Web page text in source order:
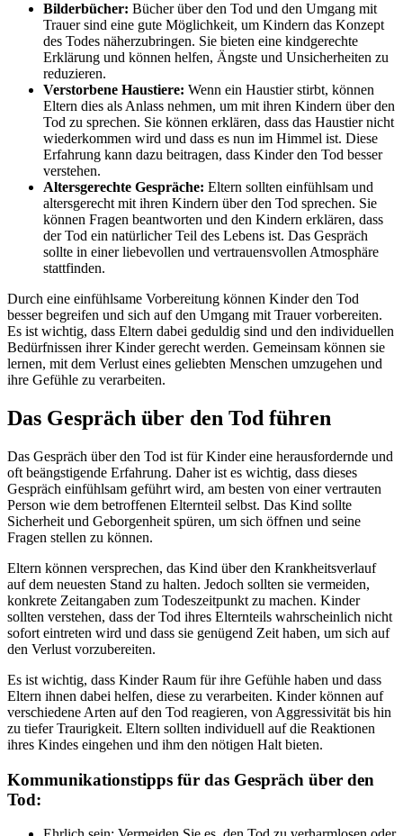
Bilderbücher: Bücher über den Tod und den Umgang mit
Trauer sind eine gute Möglichkeit, um Kindern das Konzept
des Todes näherzubringen. Sie bieten eine kindgerechte
Erklärung und können helfen, Ängste und Unsicherheiten zu
reduzieren.
Verstorbene Haustiere: Wenn ein Haustier stirbt, können
Eltern dies als Anlass nehmen, um mit ihren Kindern über den
Tod zu sprechen. Sie können erklären, dass das Haustier nicht
wiederkommen wird und dass es nun im Himmel ist. Diese
Erfahrung kann dazu beitragen, dass Kinder den Tod besser
verstehen.
Altersgerechte Gespräche: Eltern sollten einfühlsam und
altersgerecht mit ihren Kindern über den Tod sprechen. Sie
können Fragen beantworten und den Kindern erklären, dass
der Tod ein natürlicher Teil des Lebens ist. Das Gespräch
sollte in einer liebevollen und vertrauensvollen Atmosphäre
stattfinden.
Durch eine einfühlsame Vorbereitung können Kinder den Tod
besser begreifen und sich auf den Umgang mit Trauer vorbereiten.
Es ist wichtig, dass Eltern dabei geduldig sind und den individuellen
Bedürfnissen ihrer Kinder gerecht werden. Gemeinsam können sie
lernen, mit dem Verlust eines geliebten Menschen umzugehen und
ihre Gefühle zu verarbeiten.
Das Gespräch über den Tod führen
Das Gespräch über den Tod ist für Kinder eine herausfordernde und
oft beängstigende Erfahrung. Daher ist es wichtig, dass dieses
Gespräch einfühlsam geführt wird, am besten von einer vertrauten
Person wie dem betroffenen Elternteil selbst. Das Kind sollte
Sicherheit und Geborgenheit spüren, um sich öffnen und seine
Fragen stellen zu können.
Eltern können versprechen, das Kind über den Krankheitsverlauf
auf dem neuesten Stand zu halten. Jedoch sollten sie vermeiden,
konkrete Zeitangaben zum Todeszeitpunkt zu machen. Kinder
sollten verstehen, dass der Tod ihres Elternteils wahrscheinlich nicht
sofort eintreten wird und dass sie genügend Zeit haben, um sich auf
den Verlust vorzubereiten.
Es ist wichtig, dass Kinder Raum für ihre Gefühle haben und dass
Eltern ihnen dabei helfen, diese zu verarbeiten. Kinder können auf
verschiedene Arten auf den Tod reagieren, von Aggressivität bis hin
zu tiefer Traurigkeit. Eltern sollten individuell auf die Reaktionen
ihres Kindes eingehen und ihm den nötigen Halt bieten.
Kommunikationstipps für das Gespräch über den
Tod: